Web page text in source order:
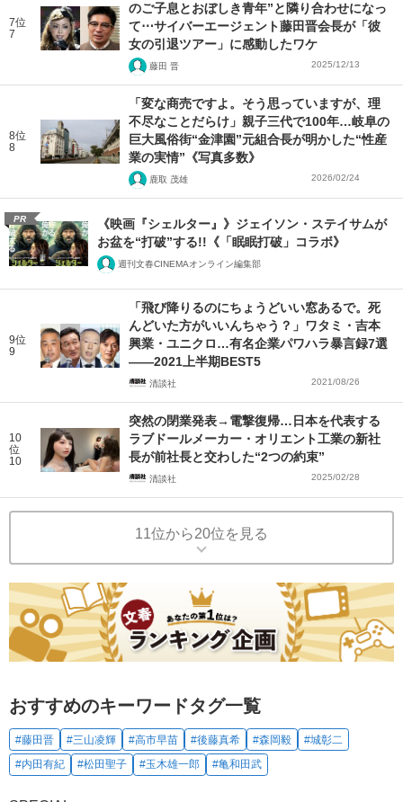
7位
7
のご子息とおぼしき青年”と隣り合わせになっ
て⋯サイバーエージェント藤田晋会長が「彼
女の引退ツアー」に感動したワケ
藤田 晋 2025/12/13
8位
8
「変な商売ですよ。そう思っていますが、理
不尽なことだらけ」親子三代で100年…岐阜の
巨大風俗街“金津園”元組合長が明かした“性産
業の実情”《写真多数》
鹿取 茂雄 2026/02/24
PR
《映画『シェルター』》ジェイソン・ステイサムが
お盆を“打破”する!!《「眠眠打破」コラボ》
週刊文春CINEMAオンライン編集部
9位
9
「飛び降りるのにちょうどいい窓あるで。死
んどいた方がいいんちゃう？」ワタミ・吉本
興業・ユニクロ…有名企業パワハラ暴言録7選
――2021上半期BEST5
清談社 2021/08/26
10
位
10
突然の閉業発表→電撃復帰…日本を代表する
ラブドールメーカー・オリエント工業の新社
長が前社長と交わした“2つの約束”
清談社 2025/02/28
11位から20位を見る
おすすめのキーワードタグ一覧
#藤田晋 #三山凌輝 #高市早苗 #後藤真希 #森岡毅
#城彰二
#内田有紀
#松田聖子 #玉木雄一郎 #亀和田武